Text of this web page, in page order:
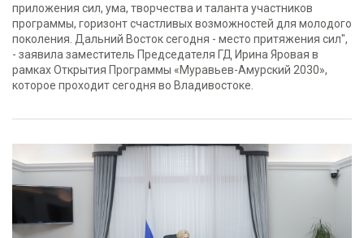
приложения сил, ума, творчества и таланта участников
программы, горизонт счастливых возможностей для молодого
поколения. Дальний Восток сегодня - место притяжения сил",
- заявила заместитель Председателя ГД Ирина Яровая в
рамках Открытия Программы «Муравьев-Амурский 2030»,
которое проходит сегодня во Владивостоке.